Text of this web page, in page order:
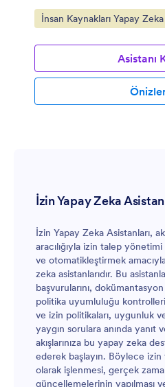
Kategoriye git:
İnsan Kaynakları Yapay
Asistanı
İzin Yapay Zeka
İzin Yapay Zeka Asistanları,
aracılığıyla izin talep
ve otomatikleştirmek
zeka asistanlarıdır. Bu
başvurularını,
politika uyumluluğu
ve izin politikaları, uygunluk
yaygın sorulara anında yanıt
akışlarınıza bu yapay zeka
ederek başlayın. Böylece
olarak işlenmesi, gerçek
güncellemelerinin yapılması